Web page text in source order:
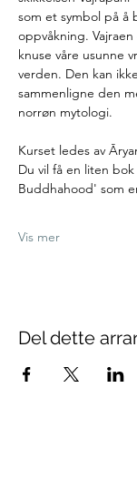
som et symbol på å
oppvåkning.
knuse våre usunne
verden. Den kan
sammenligne den
norrøn mytologi.
Kurset ledes av
Du vil få en liten
Buddhahood' som
Vis mer
Del dette